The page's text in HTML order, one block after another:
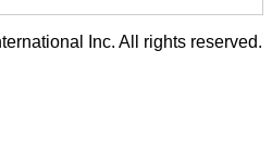
Inc. All rights reserved.